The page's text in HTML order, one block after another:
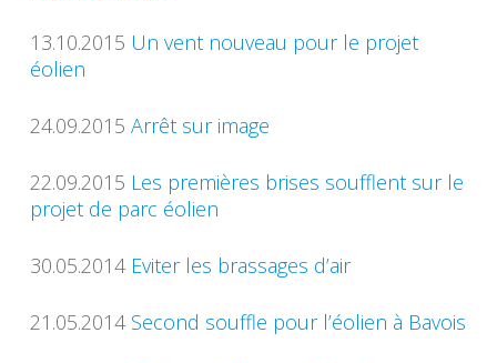
13.10.2015 Un vent nouveau pour le projet
éolien
24.09.2015 Arrêt sur image
22.09.2015 Les premières brises soufflent sur le
projet de parc éolien
30.05.2014 Eviter les brassages d’air
21.05.2014 Second souffle pour l’éolien à Bavois